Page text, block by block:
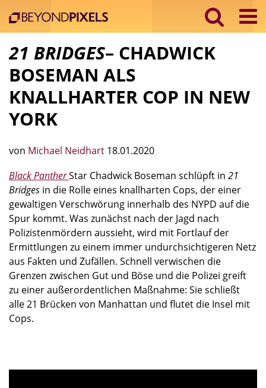
21 BRIDGES– CHADWICK
BOSEMAN ALS
KNALLHARTER COP IN NEW
YORK
von Michael Neidhart 18.01.2020
Black PantherStar Chadwick Boseman schlüpft in 21
Bridges in die Rolle eines knallharten Cops, der einer
gewaltigen Verschwörung innerhalb des NYPD auf die
Spur kommt. Was zunächst nach der Jagd nach
Polizistenmördern aussieht, wird mit Fortlauf der
Ermittlungen zu einem immer undurchsichtigeren Netz
aus Fakten und Zufällen. Schnell verwischen die
Grenzen zwischen Gut und Böse und die Polizei greift
zu einer außerordentlichen Maßnahme: Sie schließt
alle 21 Brücken von Manhattan und flutet die Insel mit
Cops.